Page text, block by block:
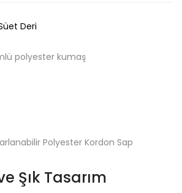
Deri
polyester kumaş
Polyester Kordon Sap
Şık Tasarım